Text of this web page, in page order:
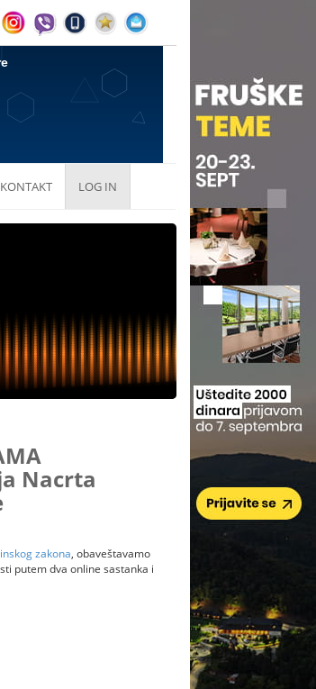
KONTAKT LOG IN
Nacrta
zakona, obaveštavamo
putem dva online sastanka i